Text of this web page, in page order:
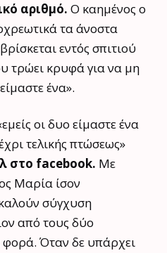
αριθμό. Ο καημένος ο
τα άνοστα
εντός σπιτιού
τρώει κρυφά για να μη
ένα».
οι δυο είμαστε ένα
τελικής πτώσεως»
στο facebook. Με
Μαρία ίσον
σύγχυση
από τους δύο
φορά. Όταν δε υπάρχει